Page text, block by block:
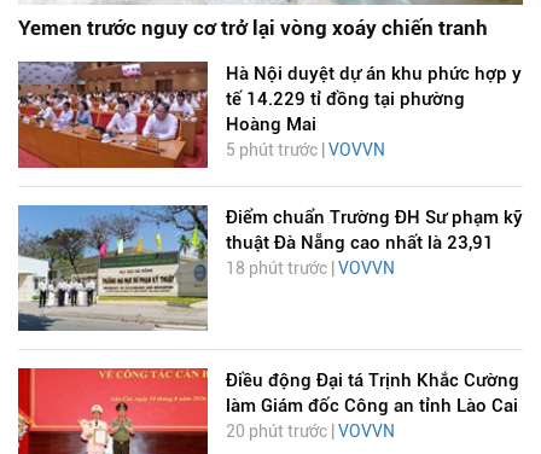
Yemen trước nguy cơ trở lại vòng xoáy chiến tranh
Hà Nội duyệt dự án khu phức hợp y
tế 14.229 tỉ đồng tại phường
Hoàng Mai
5 phút trước | VOVVN
Điểm chuẩn Trường ĐH Sư phạm kỹ
thuật Đà Nẵng cao nhất là 23,91
18 phút trước | VOVVN
Điều động Đại tá Trịnh Khắc Cường
làm Giám đốc Công an tỉnh Lào Cai
20 phút trước | VOVVN